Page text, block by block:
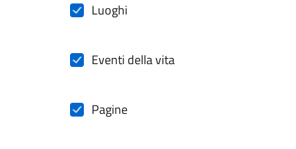
Luoghi
Eventi della vita
Pagine